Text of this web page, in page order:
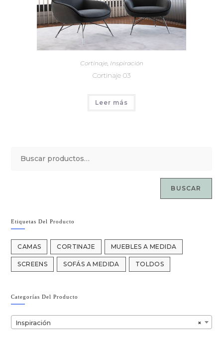
Cortinaje, Inspiración
Cortinaje 03
Leer más
BUSCAR
Etiquetas Del Producto
CAMAS CORTINAJE MUEBLES A MEDIDA
SCREENS SOFÁS A MEDIDA TOLDOS
Categorías Del Producto
×
Inspiración